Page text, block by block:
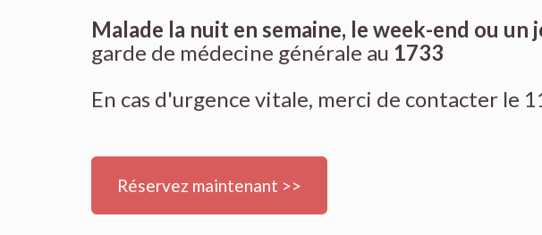
Malade la nuit en semaine, le week-end ou un
garde de médecine générale au 1733
En cas d'urgence vitale, merci de contacter le
Réservez maintenant >>